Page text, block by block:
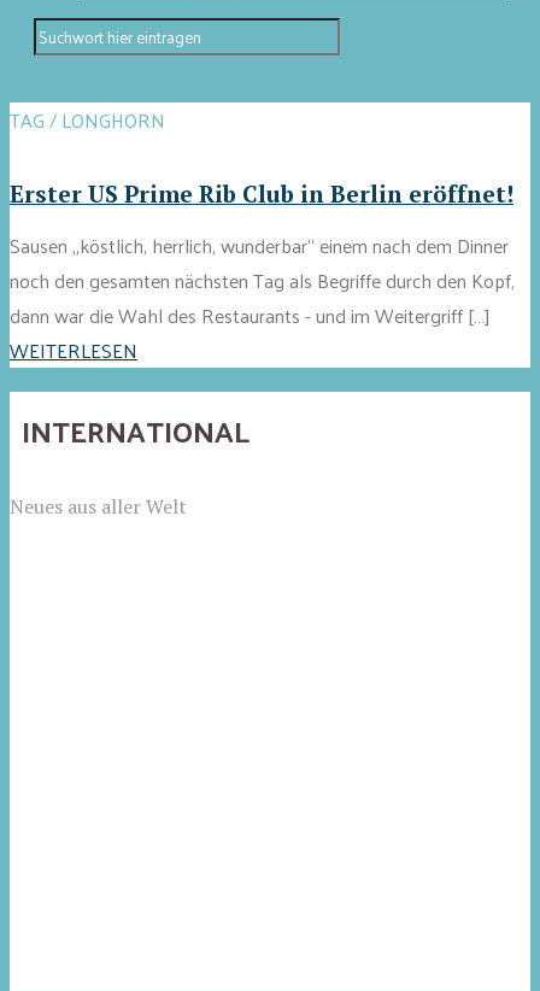
TAG / LONGHORN
Erster US Prime Rib Club in Berlin eröffnet!
Sausen „köstlich, herrlich, wunderbar“ einem nach dem Dinner
noch den gesamten nächsten Tag als Begriffe durch den Kopf,
dann war die Wahl des Restaurants - und im Weitergriff […]
WEITERLESEN
INTERNATIONAL
Neues aus aller Welt